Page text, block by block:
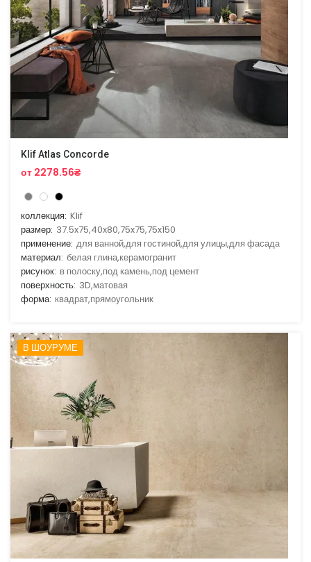
Klif Atlas Concorde
от 2278.56₴
коллекция: Klif
размер: 37.5x75,40x80,75x75,75x150
применение: для ванной,для гостиной,для улицы,для фасада
материал: белая глина,керамогранит
рисунок: в полоску,под камень,под цемент
поверхность: 3D,матовая
форма: квадрат,прямоугольник
В ШОУРУМЕ